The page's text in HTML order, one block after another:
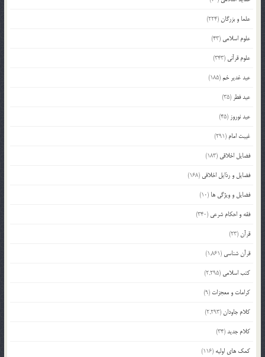
علما و بزرگان(224)
علوم اسلامی (43)
علوم قرآنی (343)
عید غدیر خم(185)
عید فطر (35)
عید نوروز (45)
غیبت امام (291)
فضایل اخلاقی (183)
فضایل و رذایل اخلاقی (168)
فضایل و ویژگی ها (10)
فقه و احکام شرعی (340)
قرآن(23)
قرآن شناسی (1,861)
کتب اسلامی (2,295)
کرامات و معجزات (9)
کلام جاودان(2,293)
کلام جدید(34)
کمک های اولیه (116)